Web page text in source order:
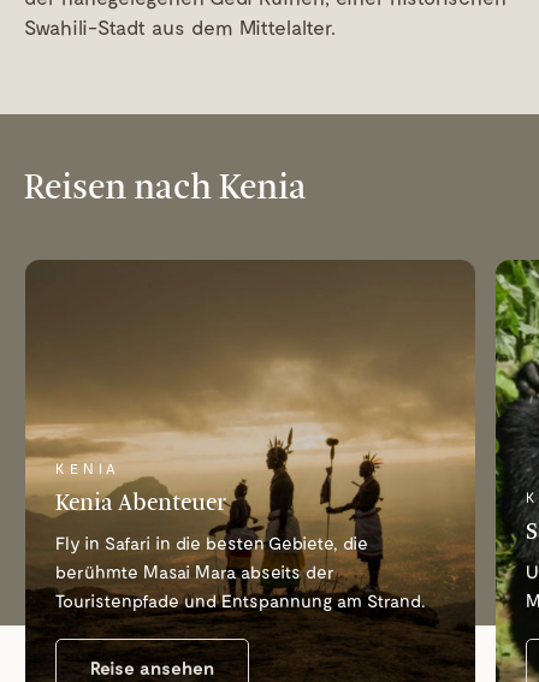
Swahili-Stadt aus dem Mittelalter.
Reisen nach Kenia
KENIA
Kenia Abenteuer
Fly in Safari in die besten Gebiete, die
berühmte Masai Mara abseits der
Touristenpfade und Entspannung am Strand.
Reise ansehen